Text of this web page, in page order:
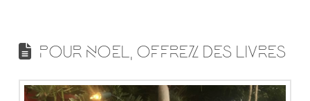
POUR NOEL, OFFREZ DES LIVRES